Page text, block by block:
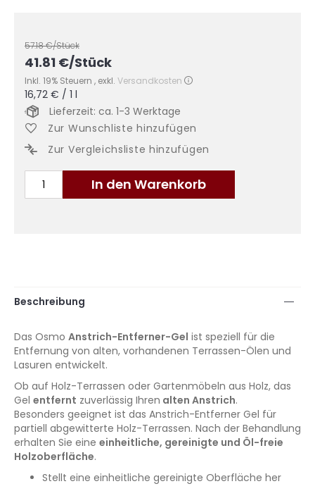
57.18€/Stück
41.81 €/Stück
Inkl. 19% Steuern , exkl. Versandkosten
16,72 € / 1 l
In den Warenkorb
Lieferzeit: ca. 1-3 Werktage
Zur Wunschliste hinzufügen
Zur Vergleichsliste hinzufügen
Beschreibung
Das Osmo Anstrich-Entferner-Gel ist speziell für die
Entfernung von alten, vorhandenen Terrassen-Ölen und
Lasuren entwickelt.
Ob auf Holz-Terrassen oder Gartenmöbeln aus Holz, das
Gel entfernt zuverlässig Ihren alten Anstrich.
Besonders geeignet ist das Anstrich-Entferner Gel für
partiell abgewitterte Holz-Terrassen. Nach der Behandlung
erhalten Sie eine einheitliche, gereinigte und Öl-freie
Holzoberfläche.
Stellt eine einheitliche gereinigte Oberfläche her